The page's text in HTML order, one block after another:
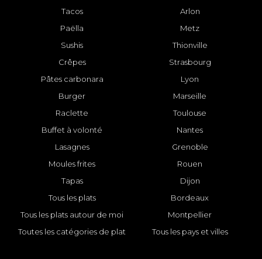
Tacos
Paëlla
Sushis
Crêpes
Pâtes carbonara
Burger
Raclette
Buffet à volonté
Lasagnes
Moules frites
Tapas
Tous les plats
Tous les plats autour de moi
Toutes les catégories de plat
Arlon
Metz
Thionville
Strasbourg
Lyon
Marseille
Toulouse
Nantes
Grenoble
Rouen
Dijon
Bordeaux
Montpellier
Tous les pays et villes